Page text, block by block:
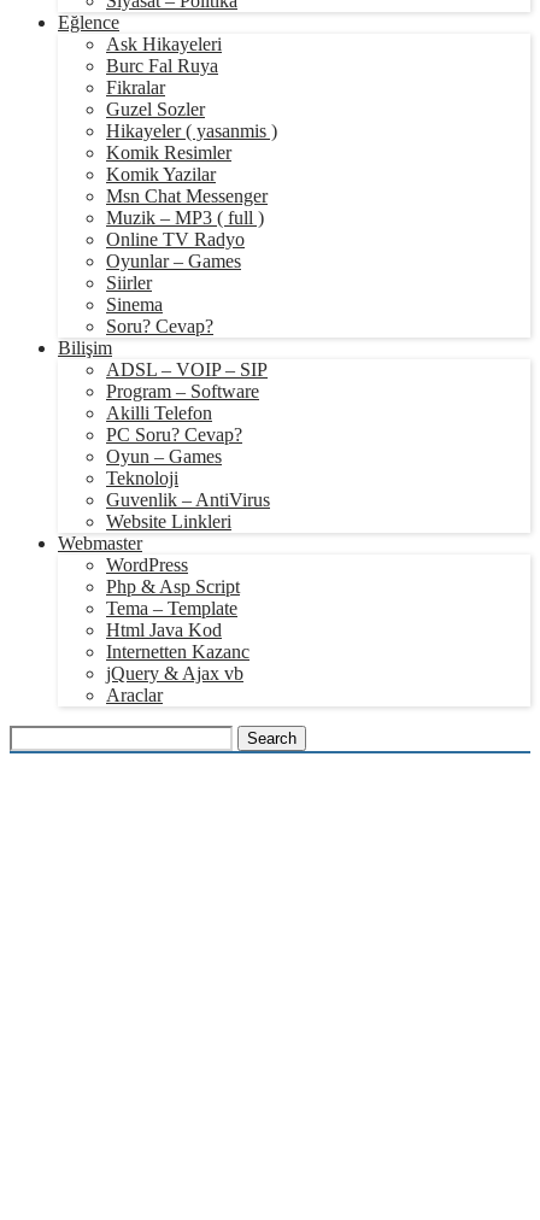
Eğlence
Ask Hikayeleri
Burc Fal Ruya
Fikralar
Guzel Sozler
Hikayeler ( yasanmis )
Komik Resimler
Komik Yazilar
Msn Chat Messenger
Muzik – MP3 ( full )
Online TV Radyo
Oyunlar – Games
Siirler
Sinema
Soru? Cevap?
Bilişim
ADSL – VOIP – SIP
Program – Software
Akilli Telefon
PC Soru? Cevap?
Oyun – Games
Teknoloji
Guvenlik – AntiVirus
Website Linkleri
Webmaster
WordPress
Php & Asp Script
Tema – Template
Html Java Kod
Internetten Kazanc
jQuery & Ajax vb
Araclar